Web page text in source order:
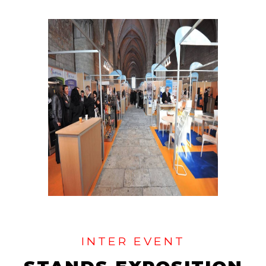
INTER EVENT